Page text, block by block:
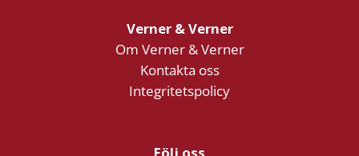
Verner & Verner
Om Verner & Verner
Kontakta oss
Integritetspolicy